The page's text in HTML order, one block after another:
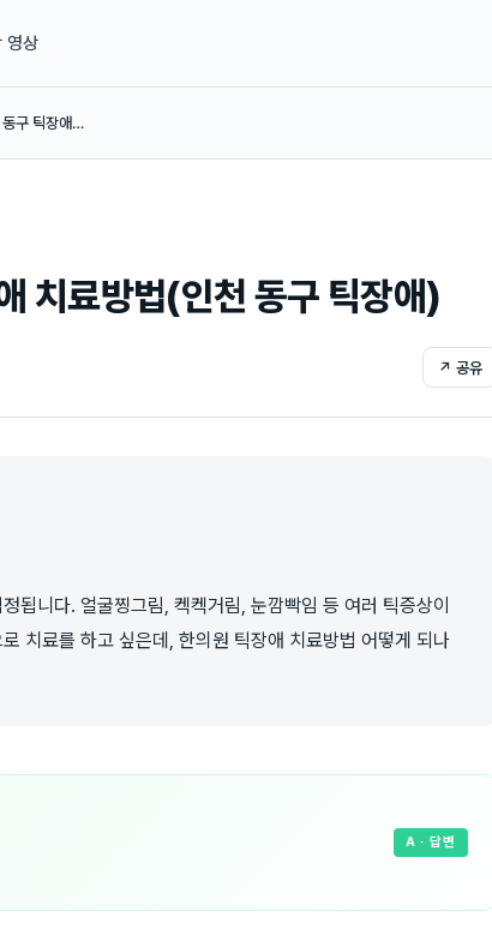
영상
동구 틱장애…
치료방법(인천 동구 틱장애)
↗ 공유
됩니다. 얼굴찡그림, 켁켁거림, 눈깜빡임 등 여러 틱증상이
치료를 하고 싶은데, 한의원 틱장애 치료방법 어떻게 되나
A · 답변